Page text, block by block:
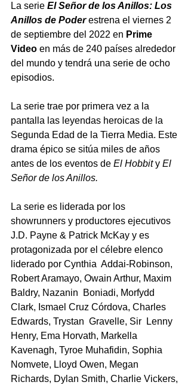
La serie El Señor de los Anillos: Los
Anillos de Poder estrena el viernes 2
de septiembre del 2022 en Prime
Video en más de 240 países alrededor
del mundo y tendrá una serie de ocho
episodios.
La serie trae por primera vez a la
pantalla las leyendas heroicas de la
Segunda Edad de la Tierra Media. Este
drama épico se sitúa miles de años
antes de los eventos de El Hobbit y El
Señor de los Anillos.
La serie es liderada por los
showrunners y productores ejecutivos
J.D. Payne & Patrick McKay y es
protagonizada por el célebre elenco
liderado por Cynthia  Addai-Robinson,
Robert Aramayo, Owain Arthur, Maxim
Baldry, Nazanin  Boniadi, Morfydd
Clark, Ismael Cruz Córdova, Charles
Edwards, Trystan  Gravelle, Sir  Lenny
Henry, Ema Horvath, Markella
Kavenagh, Tyroe Muhafidin, Sophia
Nomvete, Lloyd Owen, Megan
Richards, Dylan Smith, Charlie Vickers,